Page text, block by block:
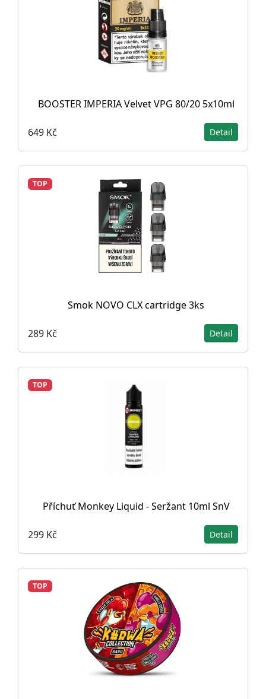
BOOSTER IMPERIA Velvet VPG 80/20 5x10ml
649 Kč Detail
TOP
Smok NOVO CLX cartridge 3ks
289 Kč Detail
TOP
Příchuť Monkey Liquid - Seržant 10ml SnV
299 Kč Detail
TOP